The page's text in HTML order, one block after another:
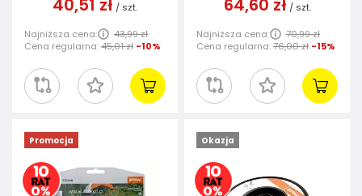
40,51 zł / szt.
Najniższa cena:
43,99 zł
Cena regularna:45,01 zł -10%
64,60 zł / szt.
Najniższa cena:
70,99 zł
Cena regularna:76,00 zł -15%
Promocja Okazja